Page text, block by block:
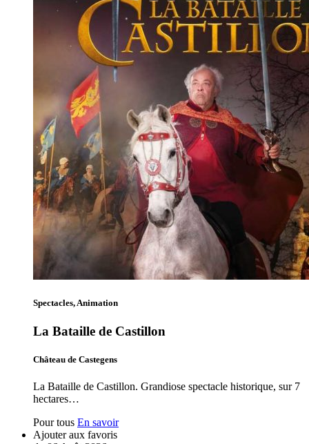
Spectacles, Animation
La Bataille de Castillon
Château de Castegens
La Bataille de Castillon. Grandiose spectacle historique, sur 7
hectares…
Pour tous En savoir
Ajouter aux favoris